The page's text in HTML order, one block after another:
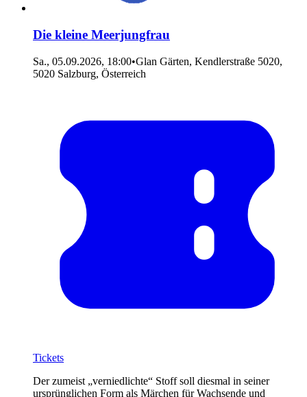
Die kleine Meerjungfrau
Sa., 05.09.2026, 18:00•Glan Gärten, Kendlerstraße 5020,
5020 Salzburg, Österreich
Tickets
Der zumeist „verniedlichte“ Stoff soll diesmal in seiner
ursprünglichen Form als Märchen für Wachsende und